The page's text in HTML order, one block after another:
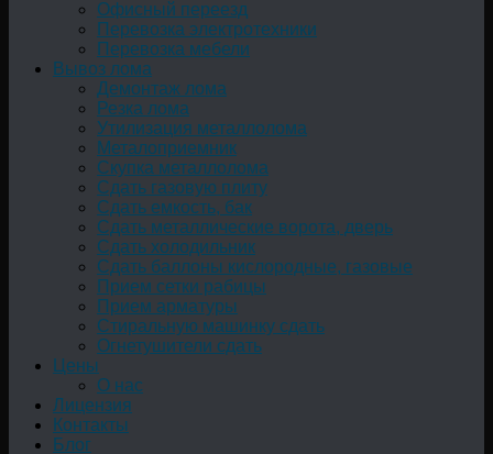
Офисный переезд
Перевозка электротехники
Перевозка мебели
Вывоз лома
Демонтаж лома
Резка лома
Утилизация металлолома
Металоприемник
Скупка металлолома
Сдать газовую плиту
Сдать емкость, бак
Cдать металлические ворота, дверь
Сдать холодильник
Сдать баллоны кислородные, газовые
Прием сетки рабицы
Прием арматуры
Стиральную машинку сдать
Огнетушители сдать
Цены
О нас
Лицензия
Контакты
Блог